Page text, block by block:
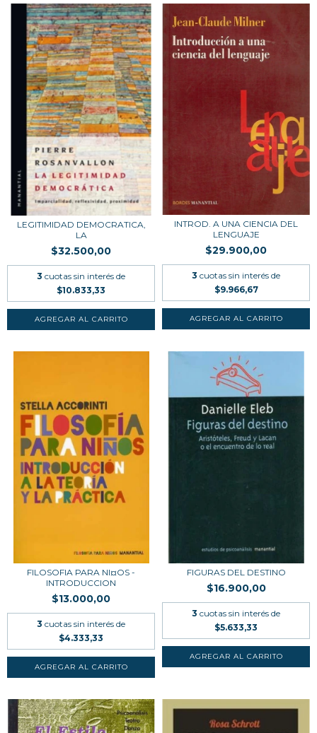
LEGITIMIDAD DEMOCRATICA,
LA
$32.500,00
3 cuotas sin interés de
$10.833,33
INTROD. A UNA CIENCIA DEL
LENGUAJE
$29.900,00
3 cuotas sin interés de
$9.966,67
FILOSOFIA PARA NI¤OS -
INTRODUCCION
$13.000,00
3 cuotas sin interés de
$4.333,33
FIGURAS DEL DESTINO
$16.900,00
3 cuotas sin interés de
$5.633,33